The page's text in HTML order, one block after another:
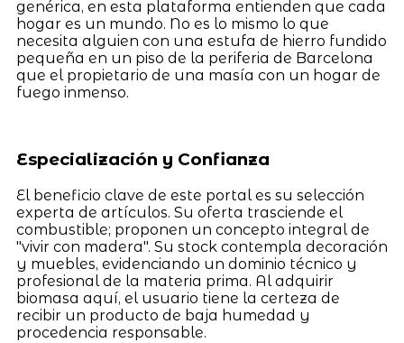
genérica, en esta plataforma entienden que cada
hogar es un mundo. No es lo mismo lo que
necesita alguien con una estufa de hierro fundido
pequeña en un piso de la periferia de Barcelona
que el propietario de una masía con un hogar de
fuego inmenso.
Especialización y Confianza
El beneficio clave de este portal es su selección
experta de artículos. Su oferta trasciende el
combustible; proponen un concepto integral de
"vivir con madera". Su stock contempla decoración
y muebles, evidenciando un dominio técnico y
profesional de la materia prima. Al adquirir
biomasa aquí, el usuario tiene la certeza de
recibir un producto de baja humedad y
procedencia responsable.